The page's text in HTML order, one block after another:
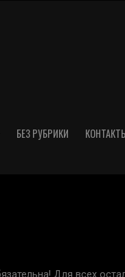
БЕЗ РУБРИКИ
Для всех